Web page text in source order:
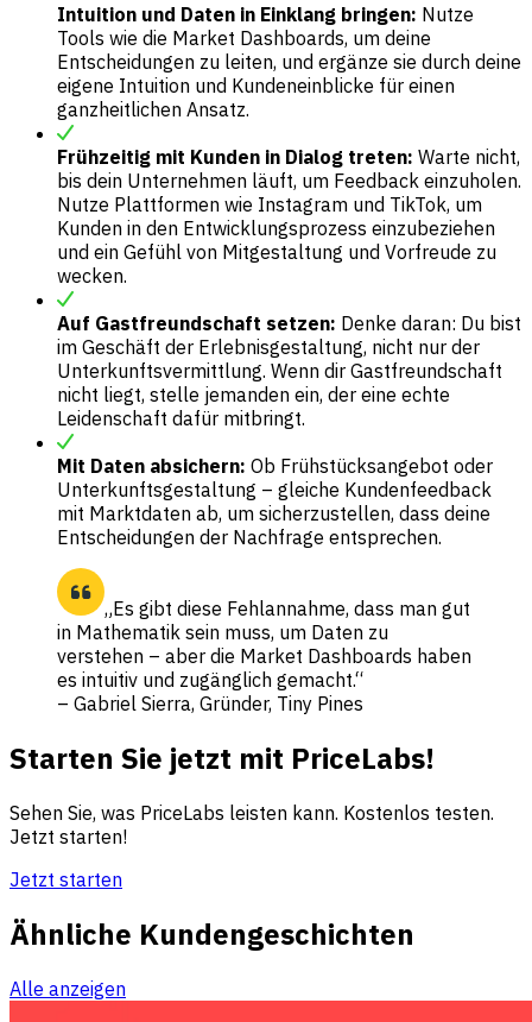
Intuition und Daten in Einklang bringen: Nutze
Tools wie die Market Dashboards, um deine
Entscheidungen zu leiten, und ergänze sie durch deine
eigene Intuition und Kundeneinblicke für einen
ganzheitlichen Ansatz.
Frühzeitig mit Kunden in Dialog treten: Warte nicht,
bis dein Unternehmen läuft, um Feedback einzuholen.
Nutze Plattformen wie Instagram und TikTok, um
Kunden in den Entwicklungsprozess einzubeziehen
und ein Gefühl von Mitgestaltung und Vorfreude zu
wecken.
Auf Gastfreundschaft setzen: Denke daran: Du bist
im Geschäft der Erlebnisgestaltung, nicht nur der
Unterkunftsvermittlung. Wenn dir Gastfreundschaft
nicht liegt, stelle jemanden ein, der eine echte
Leidenschaft dafür mitbringt.
Mit Daten absichern: Ob Frühstücksangebot oder
Unterkunftsgestaltung – gleiche Kundenfeedback
mit Marktdaten ab, um sicherzustellen, dass deine
Entscheidungen der Nachfrage entsprechen.
„Es gibt diese Fehlannahme, dass man gut
in Mathematik sein muss, um Daten zu
verstehen – aber die Market Dashboards haben
es intuitiv und zugänglich gemacht.“
– Gabriel Sierra, Gründer, Tiny Pines
Starten Sie jetzt mit PriceLabs!
Sehen Sie, was PriceLabs leisten kann. Kostenlos testen.
Jetzt starten!
Jetzt starten
Ähnliche Kundengeschichten
Alle anzeigen